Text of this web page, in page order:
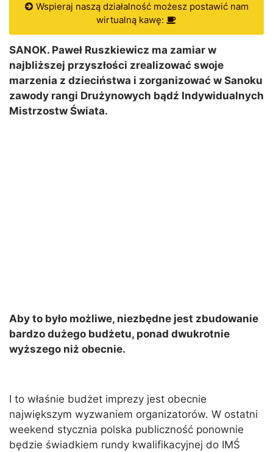
Wspieraj naszą działalność możesz postawić nam
wirtualną kawę:
SANOK. Paweł Ruszkiewicz ma zamiar w
najbliższej przyszłości zrealizować swoje
marzenia z dzieciństwa i zorganizować w Sanoku
zawody rangi Drużynowych bądź Indywidualnych
Mistrzostw Świata.
Aby to było możliwe, niezbędne jest zbudowanie
bardzo dużego budżetu, ponad dwukrotnie
wyższego niż obecnie.
I to właśnie budżet imprezy jest obecnie
największym wyzwaniem organizatorów. W ostatni
weekend stycznia polska publiczność ponownie
będzie świadkiem rundy kwalifikacyjnej do IMŚ